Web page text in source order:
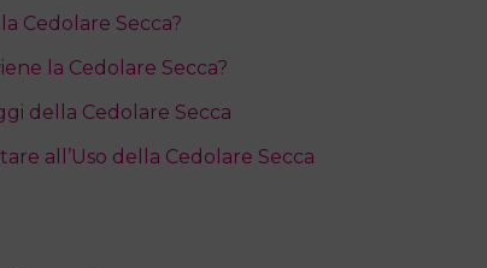
Cedolare Secca?
la Cedolare Secca?
della Cedolare Secca
all’Uso della Cedolare Secca